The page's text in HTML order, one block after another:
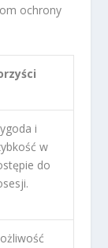
ochrony
i
w
do